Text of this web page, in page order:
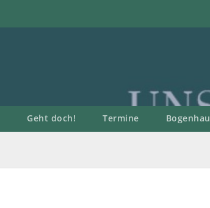
Geht doch! Termine